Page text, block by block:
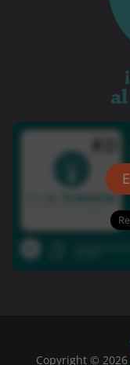
Copyright © 2026